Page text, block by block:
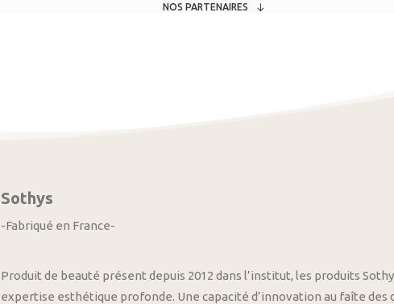
NOS PARTENAIRES
Sothys
-Fabriqué en France-
Produit de beauté présent depuis 2012 dans l’institut, les produits
expertise esthétique profonde. Une capacité d’innovation au faîte